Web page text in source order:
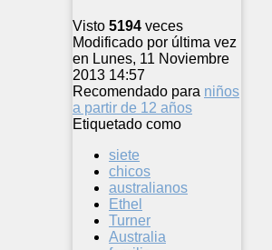
Visto 5194 veces
Modificado por última vez
en Lunes, 11 Noviembre
2013 14:57
Recomendado para niños
a partir de 12 años
Etiquetado como
siete
chicos
australianos
Ethel
Turner
Australia